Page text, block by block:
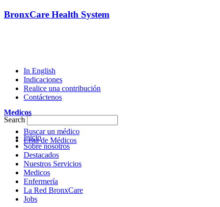
BronxCare Health System
In English
Indicaciones
Realice una contribución
Contáctenos
Search
Inicio
Sobre nosotros
Destacados
Nuestros Servicios
Medicos
Enfermería
La Red BronxCare
Jobs
Medicos
Buscar un médico
Lista de Médicos